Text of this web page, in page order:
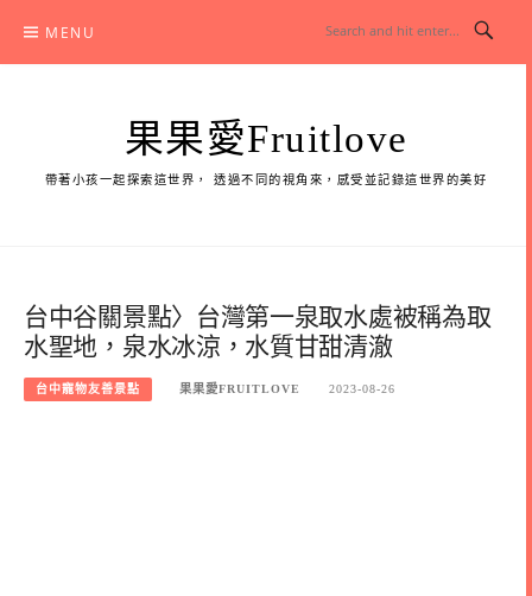
content
MENU
果果愛Fruitlove
帶著小孩一起探索這世界， 透過不同的視角來，感受並記錄這世界的美好
台中谷關景點〉台灣第一泉取水處被稱為取
水聖地，泉水冰涼，水質甘甜清澈
台中寵物友善景點 果果愛FRUITLOVE 2023-08-26